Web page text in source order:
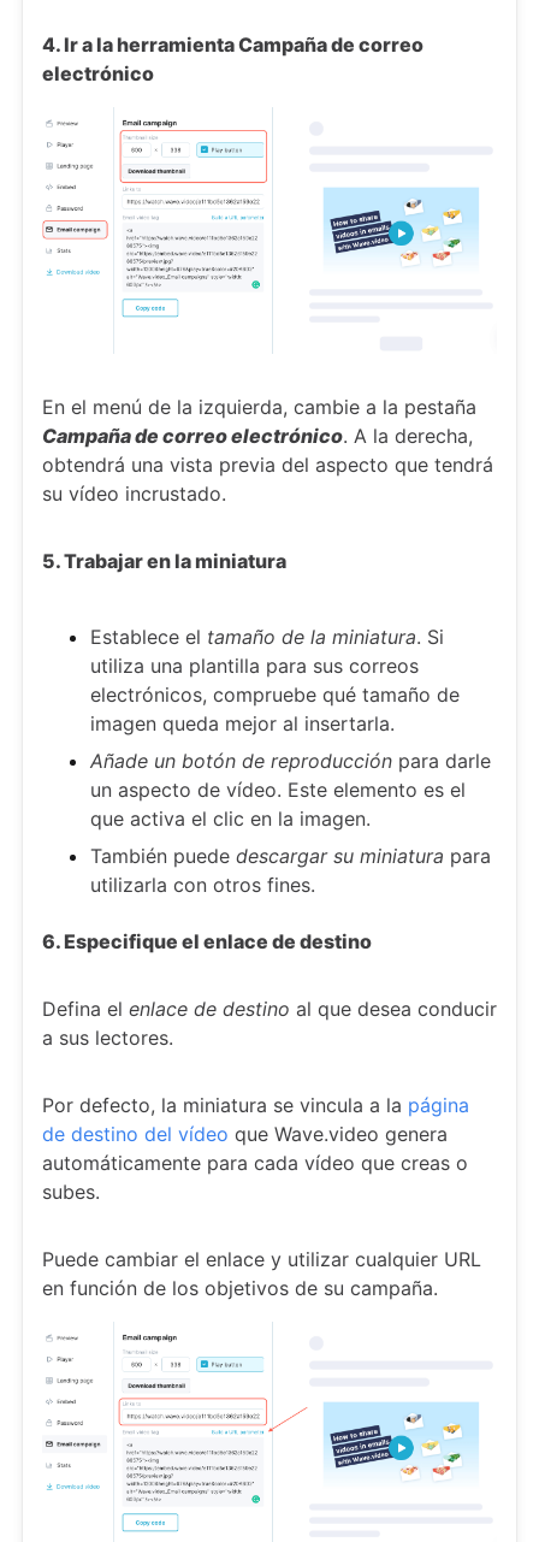
4. Ir a la herramienta Campaña de correo
electrónico
En el menú de la izquierda, cambie a la pestaña
Campaña de correo electrónico. A la derecha,
obtendrá una vista previa del aspecto que tendrá
su vídeo incrustado.
5. Trabajar en la miniatura
Establece el tamaño de la miniatura. Si
utiliza una plantilla para sus correos
electrónicos, compruebe qué tamaño de
imagen queda mejor al insertarla.
Añade un botón de reproducción para darle
un aspecto de vídeo. Este elemento es el
que activa el clic en la imagen.
También puede descargar su miniatura para
utilizarla con otros fines.
6. Especifique el enlace de destino
Defina el enlace de destino al que desea conducir
a sus lectores.
Por defecto, la miniatura se vincula a la página
de destino del vídeo que Wave.video genera
automáticamente para cada vídeo que creas o
subes.
Puede cambiar el enlace y utilizar cualquier URL
en función de los objetivos de su campaña.